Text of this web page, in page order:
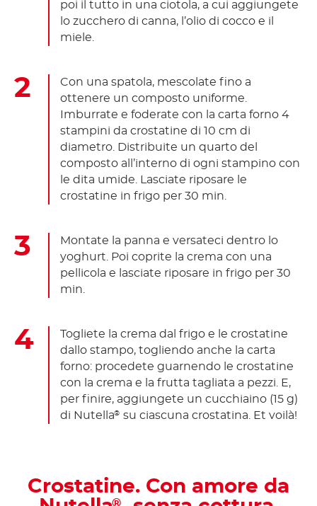
poi il tutto in una ciotola, a cui aggiungete
lo zucchero di canna, l’olio di cocco e il
miele.
Con una spatola, mescolate fino a
ottenere un composto uniforme.
Imburrate e foderate con la carta forno 4
stampini da crostatine di 10 cm di
diametro. Distribuite un quarto del
composto all’interno di ogni stampino con
le dita umide. Lasciate riposare le
crostatine in frigo per 30 min.
Montate la panna e versateci dentro lo
yoghurt. Poi coprite la crema con una
pellicola e lasciate riposare in frigo per 30
min.
Togliete la crema dal frigo e le crostatine
dallo stampo, togliendo anche la carta
forno: procedete guarnendo le crostatine
con la crema e la frutta tagliata a pezzi. E,
per finire, aggiungete un cucchiaino (15 g)
di Nutella® su ciascuna crostatina. Et voilà!
Crostatine. Con amore da
®